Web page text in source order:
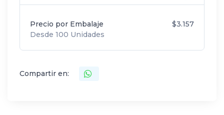
Precio por Embalaje
Desde 100 Unidades
$3.157
Compartir en: